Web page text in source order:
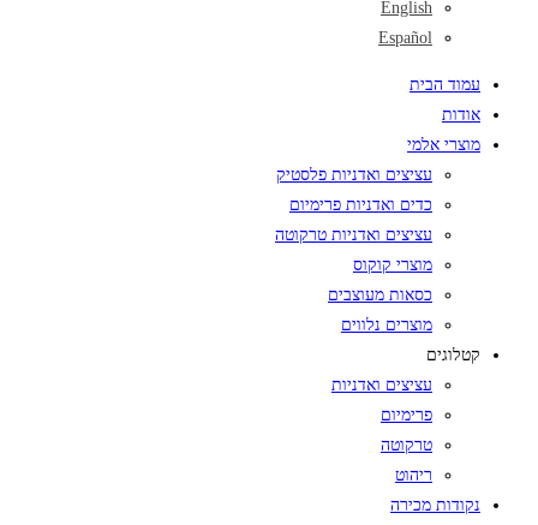
English
Español
עמוד הבית
אודות
מוצרי אלמי
עציצים ואדניות פלסטיק
כדים ואדניות פרימיום
עציצים ואדניות טרקוטה
מוצרי קוקוס
כסאות מעוצבים
מוצרים נלווים
קטלוגים
עציצים ואדניות
פרימיום
טרקוטה
ריהוט
נקודות מכירה